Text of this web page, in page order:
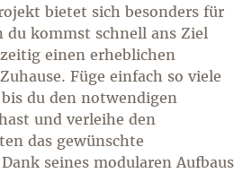
bietet sich besonders für
du kommst schnell ans Ziel
einen erheblichen
Füge einfach so viele
du den notwendigen
und verleihe den
das gewünschte
seines modularen Aufbaus